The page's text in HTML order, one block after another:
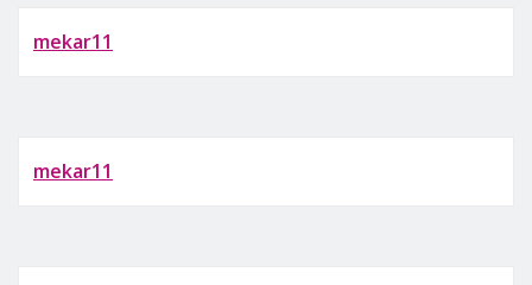
mekar11
mekar11